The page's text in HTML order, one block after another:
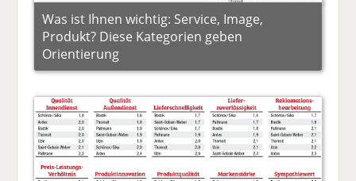
Was ist Ihnen wichtig: Service, Image,
Produkt? Diese Kategorien geben
Orientierung